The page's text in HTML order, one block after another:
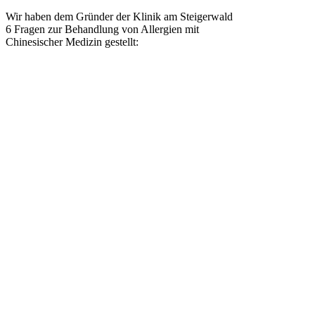
Wir haben dem Gründer der Klinik am Steigerwald
6 Fragen zur Behandlung von Allergien mit
Chinesischer Medizin gestellt: